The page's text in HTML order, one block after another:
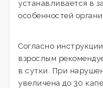
устанавливается в
особенностей
Согласно
взрослым
в сутки. При
увеличена до 30